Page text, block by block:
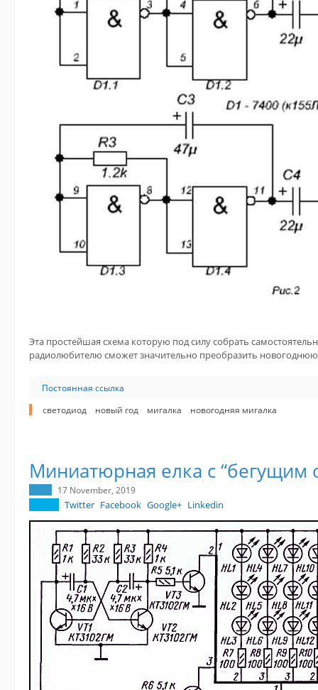
Эта простейшая схема которую под силу собрать
радиолюбителю сможет значительно преобразить новогоднюю
Постоянная ссылка
светодиод
новый год мигалка новогодняя мигалка
Миниатюрная елка с “бегущим
17 November, 2019
Twitter Facebook Google+ Linkedin